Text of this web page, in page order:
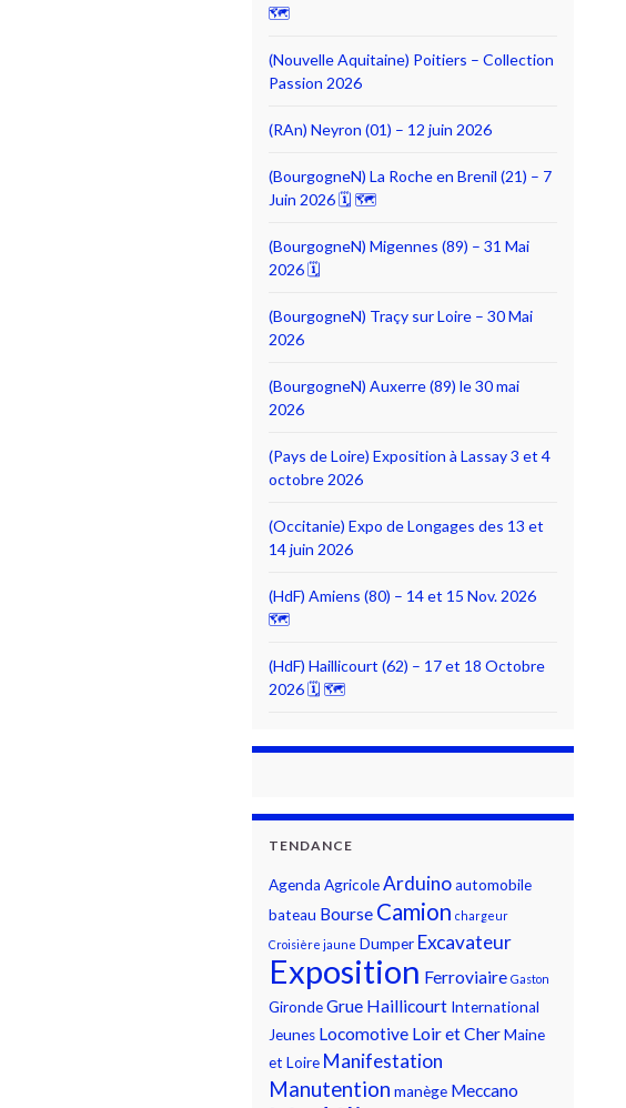
🗺
(Nouvelle Aquitaine) Poitiers – Collection
Passion 2026
(RAn) Neyron (01) – 12 juin 2026
(BourgogneN) La Roche en Brenil (21) – 7
Juin 2026 🗓 🗺
(BourgogneN) Migennes (89) – 31 Mai
2026 🗓
(BourgogneN) Traçy sur Loire – 30 Mai
2026
(BourgogneN) Auxerre (89) le 30 mai
2026
(Pays de Loire) Exposition à Lassay 3 et 4
octobre 2026
(Occitanie) Expo de Longages des 13 et
14 juin 2026
(HdF) Amiens (80) – 14 et 15 Nov. 2026
🗺
(HdF) Haillicourt (62) – 17 et 18 Octobre
2026 🗓 🗺
TENDANCE
Agenda AgricoleArduinoautomobile
bateau Bourse Camion chargeur
Croisière jaune Dumper Excavateur
Exposition Ferroviaire Gaston
GirondeGrue Haillicourt International
Jeunes Locomotive Loir et CherMaine
et Loire Manifestation
Manutention manège Meccano